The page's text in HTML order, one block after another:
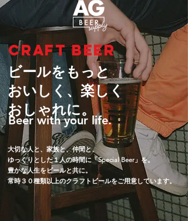
CRAFT BEER
ビールをもっと
おいしく、楽しく
おしゃれに。
Beer with your life.
大切な人と、家族と、仲間と、
ゆっくりとした１人の時間に「Special Beer」を。
豊かな人生をビールと共に。
常時３０種類以上のクラフトビールをご用意しています。​